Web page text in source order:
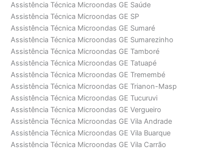
Assistência Técnica Microondas GE Saúde
Assistência Técnica Microondas GE SP
Assistência Técnica Microondas GE Sumaré
Assistência Técnica Microondas GE Sumarezinho
Assistência Técnica Microondas GE Tamboré
Assistência Técnica Microondas GE Tatuapé
Assistência Técnica Microondas GE Tremembé
Assistência Técnica Microondas GE Trianon-Masp
Assistência Técnica Microondas GE Tucuruvi
Assistência Técnica Microondas GE Vergueiro
Assistência Técnica Microondas GE Vila Andrade
Assistência Técnica Microondas GE Vila Buarque
Assistência Técnica Microondas GE Vila Carrão